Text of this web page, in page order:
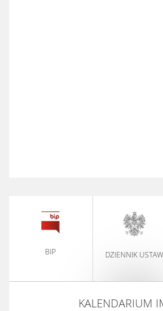
BIP DZIENNIK USTAW
KALENDARIUM